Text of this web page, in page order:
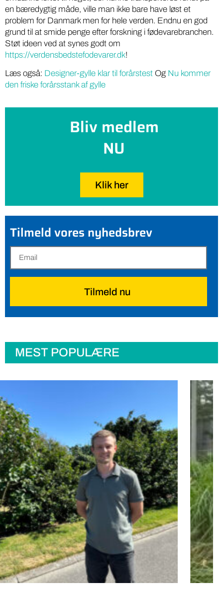
en bæredygtig måde, ville man ikke bare have løst et
problem for Danmark men for hele verden. Endnu en god
grund til at smide penge efter forskning i fødevarebranchen.
Støt ideen ved at synes godt om
https://verdensbedstefodevarer.dk!
Læs også: Designer-gylle klar til forårstest Og Nu kommer
den friske forårsstank af gylle
Bliv medlem
NU
Klik her
Tilmeld vores nyhedsbrev
Tilmeld nu
MEST POPULÆRE